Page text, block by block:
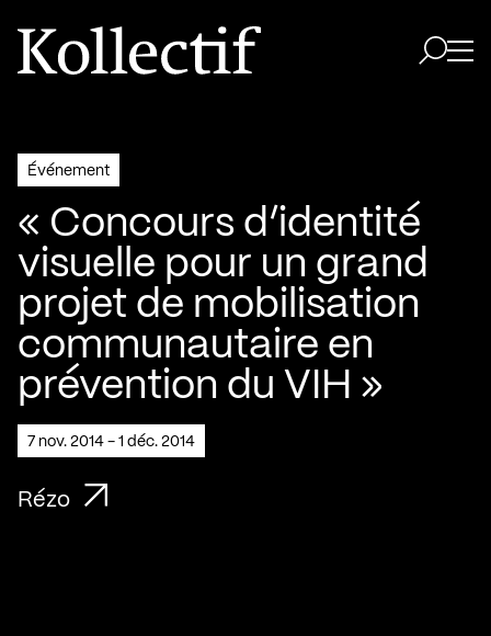
Aller à la page d'accueil
Logo Kollectif
Événement
« Concours d’identité
visuelle pour un grand
projet de mobilisation
communautaire en
prévention du VIH »
7 nov. 2014 - 1 déc. 2014
Rézo